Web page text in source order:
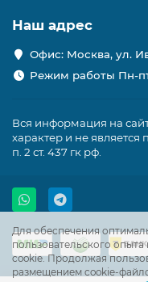
Для обеспечения
пользовательского
cookie. Продолжая
размещением cookie-
Наш адрес
Офис: Москва, ул.
Режим работы Пн-
Вся информация на
характер и не является
п. 2 ст. 437 гк рф.